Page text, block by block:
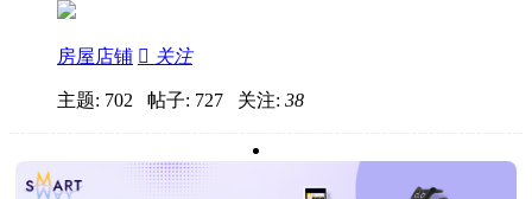
房屋店铺  关注
主题: 702 帖子: 727 关注: 38